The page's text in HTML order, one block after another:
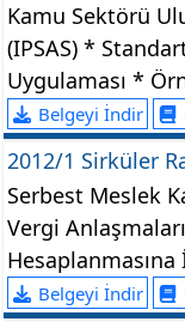
Kamu Sektörü
(IPSAS) *
Uygulaması *
Belgeyi İndir
2012/1 Sirküler
Serbest Meslek
Vergi
Belgeyi İndir